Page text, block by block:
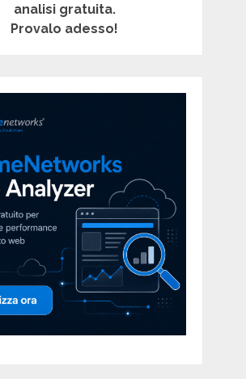
analisi gratuita.
Provalo adesso!